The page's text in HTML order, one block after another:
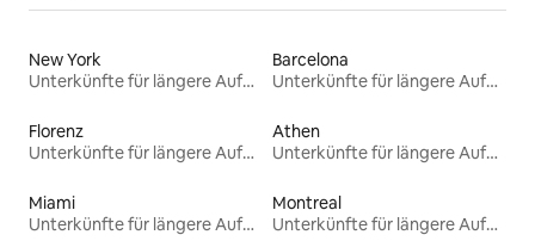
New York
Unterkünfte für längere Aufenthalte
Barcelona
Unterkünfte für längere Aufenthalte
Florenz
Unterkünfte für längere Aufenthalte
Athen
Unterkünfte für längere Aufenthalte
Miami
Unterkünfte für längere Aufenthalte
Montreal
Unterkünfte für längere Aufenthalte